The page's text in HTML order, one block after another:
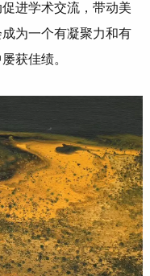
进学术交流，带动美
为一个有凝聚力和有
获佳绩。